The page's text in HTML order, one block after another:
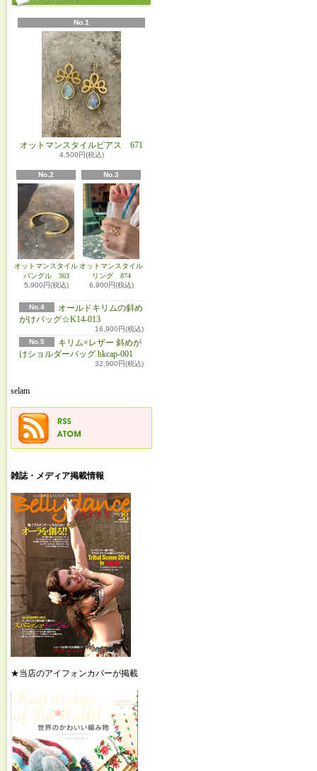
No.1
オットマンスタイルピアス 671
4,500円(税込)
No.2
オットマンスタイル
バングル 363
5,900円(税込)
No.3
オットマンスタイル
リング 874
6,900円(税込)
No.4
オールドキリムの斜め
がけバッグ☆K14-013
16,900円(税込)
No.5
キリム×レザー 斜めが
けショルダーバッグ hkcap-001
32,900円(税込)
selam
雑誌・メディア掲載情報
★当店のアイフォンカバーが掲載